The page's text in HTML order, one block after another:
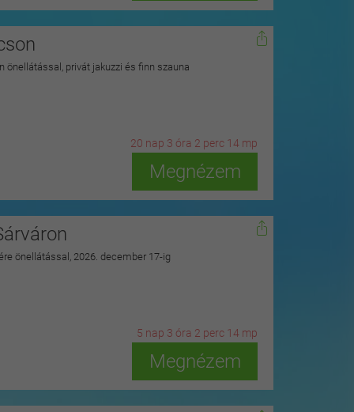
önellátással, privát jakuzzi és finn szauna
20 nap 3 óra 2 perc 12 mp
Megnézem
önellátással, 2026. december 17-ig
5 nap 3 óra 2 perc 12 mp
Megnézem